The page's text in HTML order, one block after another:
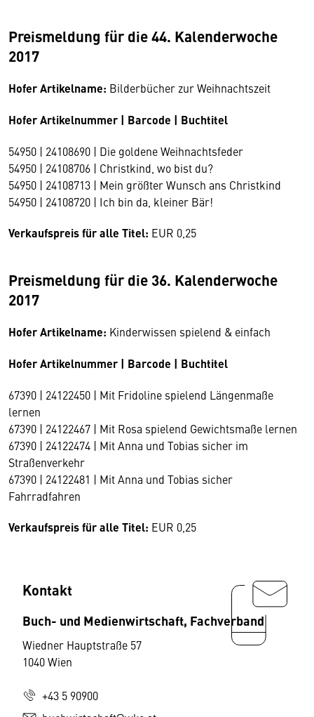
Preismeldung für die 44. Kalenderwoche
2017
Hofer Artikelname: Bilderbücher zur Weihnachtszeit
Hofer Artikelnummer | Barcode | Buchtitel
54950 | 24108690 | Die goldene Weihnachtsfeder
54950 | 24108706 | Christkind, wo bist du?
54950 | 24108713 | Mein größter Wunsch ans Christkind
54950 | 24108720 | Ich bin da, kleiner Bär!
Verkaufspreis für alle Titel: EUR 0,25
Preismeldung für die 36. Kalenderwoche
2017
Hofer Artikelname: Kinderwissen spielend & einfach
Hofer Artikelnummer | Barcode | Buchtitel
67390 | 24122450 | Mit Fridoline spielend Längenmaße
lernen
67390 | 24122467 | Mit Rosa spielend Gewichtsmaße lernen
67390 | 24122474 | Mit Anna und Tobias sicher im
Straßenverkehr
67390 | 24122481 | Mit Anna und Tobias sicher
Fahrradfahren
Verkaufspreis für alle Titel: EUR 0,25
Kontakt
Buch- und Medienwirtschaft, Fachverband
Wiedner Hauptstraße 57
1040 Wien
+43 5 90900